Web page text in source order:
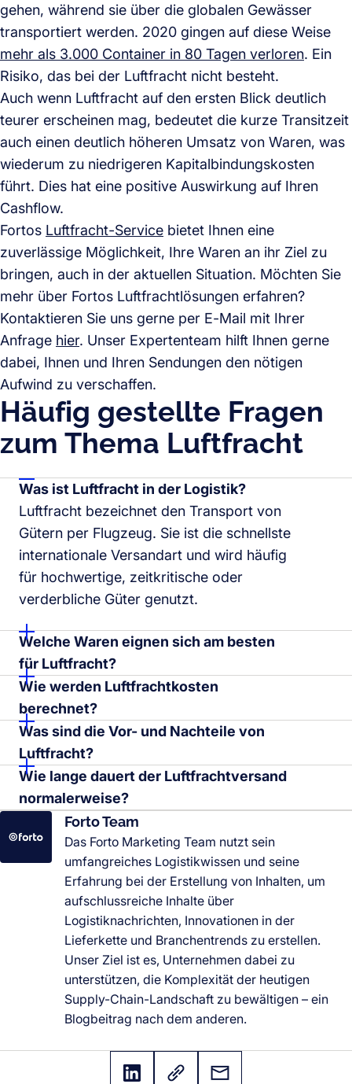
gehen, während sie über die globalen Gewässer
transportiert werden. 2020 gingen auf diese Weise
mehr als 3.000 Container in 80 Tagen verloren. Ein
Risiko, das bei der Luftfracht nicht besteht.
Auch wenn Luftfracht auf den ersten Blick deutlich
teurer erscheinen mag, bedeutet die kurze Transitzeit
auch einen deutlich höheren Umsatz von Waren, was
wiederum zu niedrigeren Kapitalbindungskosten
führt. Dies hat eine positive Auswirkung auf Ihren
Cashflow.
Fortos Luftfracht-Service bietet Ihnen eine
zuverlässige Möglichkeit, Ihre Waren an ihr Ziel zu
bringen, auch in der aktuellen Situation. Möchten Sie
mehr über Fortos Luftfrachtlösungen erfahren?
Kontaktieren Sie uns gerne per E-Mail mit Ihrer
Anfrage hier. Unser Expertenteam hilft Ihnen gerne
dabei, Ihnen und Ihren Sendungen den nötigen
Aufwind zu verschaffen.
Häufig gestellte Fragen
zum Thema Luftfracht
Was ist Luftfracht in der Logistik?
Luftfracht bezeichnet den Transport von
Gütern per Flugzeug. Sie ist die schnellste
internationale Versandart und wird häufig
für hochwertige, zeitkritische oder
verderbliche Güter genutzt.
Welche Waren eignen sich am besten
für Luftfracht?
Wie werden Luftfrachtkosten
berechnet?
Was sind die Vor- und Nachteile von
Luftfracht?
Wie lange dauert der Luftfrachtversand
normalerweise?
Forto Team
Das Forto Marketing Team nutzt sein
umfangreiches Logistikwissen und seine
Erfahrung bei der Erstellung von Inhalten, um
aufschlussreiche Inhalte über
Logistiknachrichten, Innovationen in der
Lieferkette und Branchentrends zu erstellen.
Unser Ziel ist es, Unternehmen dabei zu
unterstützen, die Komplexität der heutigen
Supply-Chain-Landschaft zu bewältigen – ein
Blogbeitrag nach dem anderen.